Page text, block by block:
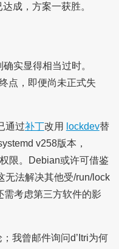
成，方案一获胜。
实显得相当过时。
点，即便尚未正式失
通过补丁改用 lockdev替
v258版本，
限。Debian或许可借鉴
无法解决其他受/run/lock
考虑第三方软件的影
我曾邮件询问d’Itri为何